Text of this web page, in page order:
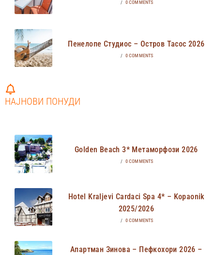
/ 0 COMMENTS
Пенелопе Студиос – Остров Тасос 2026
/ 0 COMMENTS
НАЈНОВИ ПОНУДИ
Golden Beach 3* Метаморфози 2026
/ 0 COMMENTS
Hotel Kraljevi Cardaci Spa 4* – Kopaonik
2025/2026
/ 0 COMMENTS
Апартман Зинова – Пефкохори 2026 –